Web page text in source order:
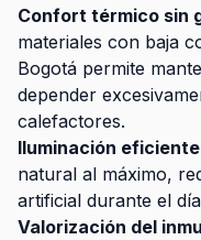
Confort térmico sin
materiales con baja
Bogotá permite
depender
calefactores.
Iluminación
natural al máximo,
artificial durante el
Valorización del